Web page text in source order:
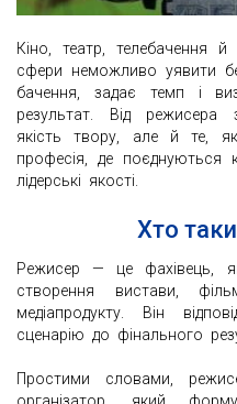
Кіно, театр, телебачення й
сфери неможливо уявити
бачення, задає темп і
результат. Від режисера
якість твору, але й те,
професія, де поєднуються
лідерські якості.
Хто
Режисер — це фахівець,
створення вистави,
медіапродукту. Він
сценарію до фінального
Простими словами,